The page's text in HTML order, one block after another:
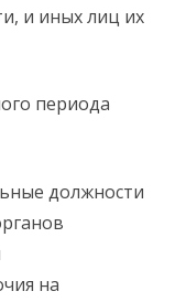
и иных лиц их
периода
должности
на